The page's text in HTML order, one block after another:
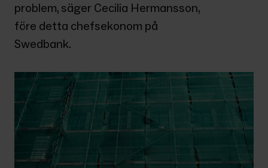
problem, säger Cecilia Hermansson,
före detta chefsekonom på
Swedbank.